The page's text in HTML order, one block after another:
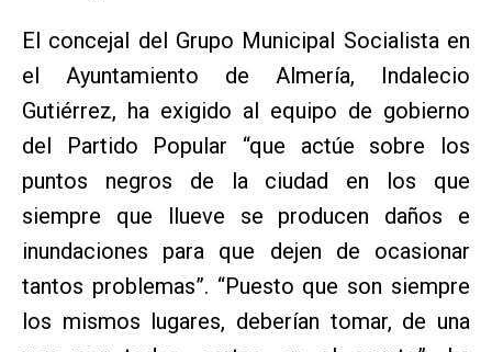
El concejal del Grupo Municipal Socialista en
el Ayuntamiento de Almería, Indalecio
Gutiérrez, ha exigido al equipo de gobierno
del Partido Popular “que actúe sobre los
puntos negros de la ciudad en los que
siempre que llueve se producen daños e
inundaciones para que dejen de ocasionar
tantos problemas”. “Puesto que son siempre
los mismos lugares, deberían tomar, de una